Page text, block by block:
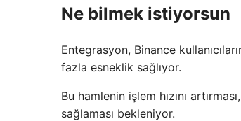
Ne bilmek istiyorsun
Entegrasyon, Binance
fazla esneklik sağlıyor.
Bu hamlenin işlem hızını
sağlaması bekleniyor.